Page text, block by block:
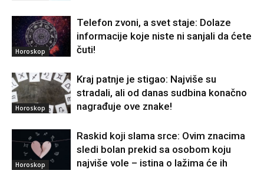
Horoskop
Telefon zvoni, a svet staje: Dolaze
informacije koje niste ni sanjali da ćete
čuti!
Horoskop
Kraj patnje je stigao: Najviše su
stradali, ali od danas sudbina konačno
nagrađuje ove znake!
Horoskop
Raskid koji slama srce: Ovim znacima
sledi bolan prekid sa osobom koju
najviše vole – istina o lažima će ih